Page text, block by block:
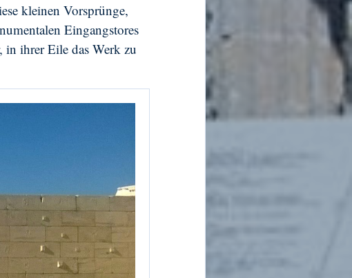
kleinen Vorsprünge,
Eingangstores
in ihrer Eile das Werk zu